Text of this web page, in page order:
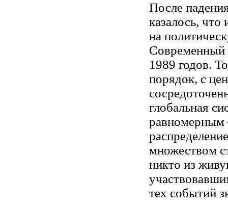
После
казалось,
на
Современный
1989 годов.
порядок, с
глобальная
равномерным
множеством
никто из
тех событий